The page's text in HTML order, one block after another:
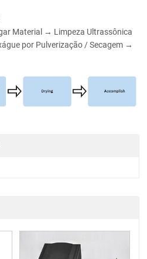
Material → Limpeza Ultrassônica
por Pulverização / Secagem →